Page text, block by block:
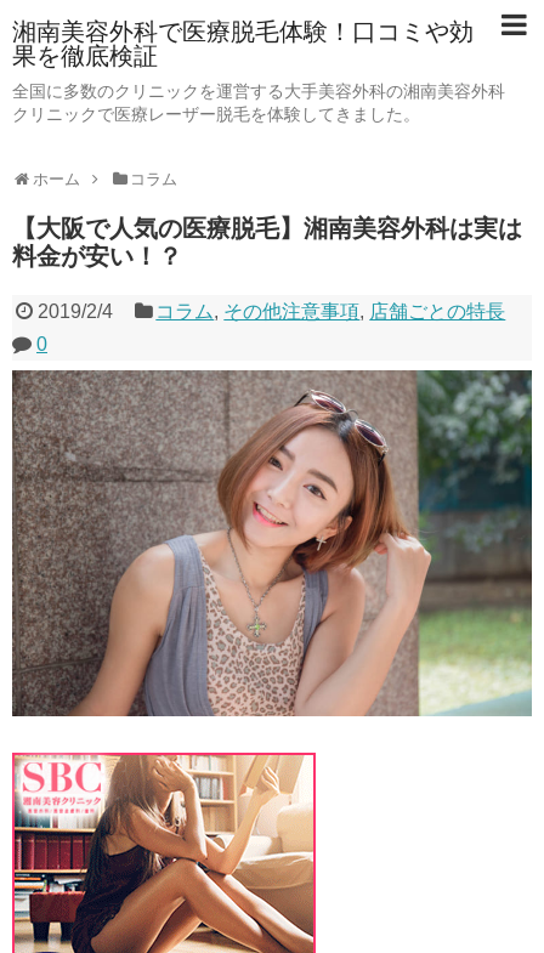
湘南美容外科で医療脱毛体験！口コミや効
果を徹底検証
全国に多数のクリニックを運営する大手美容外科の湘南美容外科
クリニックで医療レーザー脱毛を体験してきました。
ホーム コラム
【大阪で人気の医療脱毛】湘南美容外科は実は
料金が安い！？
2019/2/4 コラム, その他注意事項, 店舗ごとの特長
0